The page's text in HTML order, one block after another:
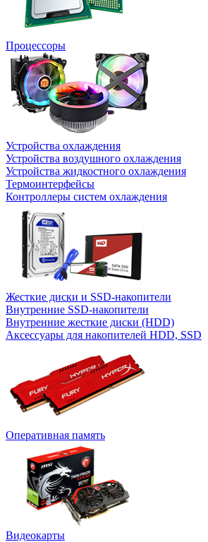
Процессоры
Устройства охлаждения
Устройства воздушного охлаждения
Устройства жидкостного охлаждения
Термоинтерфейсы
Контроллеры систем охлаждения
Жесткие диски и SSD-накопители
Внутренние SSD-накопители
Внутренние жесткие диски (HDD)
Аксессуары для накопителей HDD, SSD
Оперативная память
Видеокарты